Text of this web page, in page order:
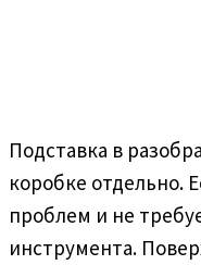
Подставка в
коробке отдельно.
проблем и не
инструмента.